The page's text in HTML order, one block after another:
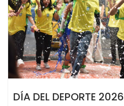
DÍA DEL DEPORTE 2026